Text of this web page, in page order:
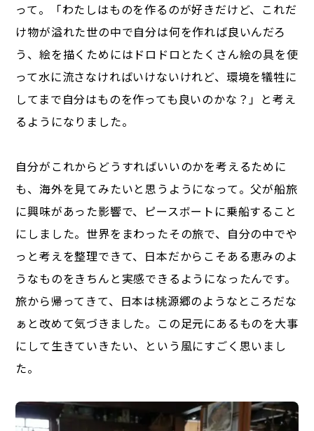
って。「わたしはものを作るのが好きだけど、これだ
け物が溢れた世の中で自分は何を作れば良いんだろ
う、絵を描くためにはドロドロとたくさん絵の具を使
って水に流さなければいけないけれど、環境を犠牲に
してまで自分はものを作っても良いのかな？」と考え
るようになりました。
自分がこれからどうすればいいのかを考えるために
も、海外を見てみたいと思うようになって。父が船旅
に興味があった影響で、ピースボートに乗船すること
にしました。世界をまわったその旅で、自分の中でや
っと考えを整理できて、日本だからこそある恵みのよ
うなものをきちんと実感できるようになったんです。
旅から帰ってきて、日本は桃源郷のようなところだな
ぁと改めて気づきました。この足元にあるものを大事
にして生きていきたい、という風にすごく思いまし
た。